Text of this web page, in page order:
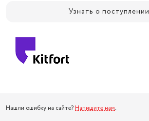
Узнать о поступлении
Нашли ошибку на сайте? Напишите нам.